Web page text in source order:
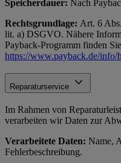
Speicherdauer: Nach
Rechtsgrundlage: Art. 6
lit. a) DSGVO. Nähere
Payback-Programm finden
https://www.payback.de/info/
Reparaturservice
Im Rahmen von
verarbeiten wir Daten zur
Verarbeitete Daten: Name,
Fehlerbeschreibung.